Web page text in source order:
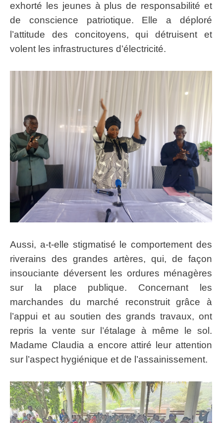
exhorté les jeunes à plus de responsabilité et
de conscience patriotique. Elle a déploré
l’attitude des concitoyens, qui détruisent et
volent les infrastructures d’électricité.
Aussi, a-t-elle stigmatisé le comportement des
riverains des grandes artères, qui, de façon
insouciante déversent les ordures ménagères
sur la place publique. Concernant les
marchandes du marché reconstruit grâce à
l’appui et au soutien des grands travaux, ont
repris la vente sur l’étalage à même le sol.
Madame Claudia a encore attiré leur attention
sur l’aspect hygiénique et de l’assainissement.